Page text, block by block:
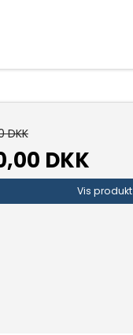
DKK
DKK
Vis produkt